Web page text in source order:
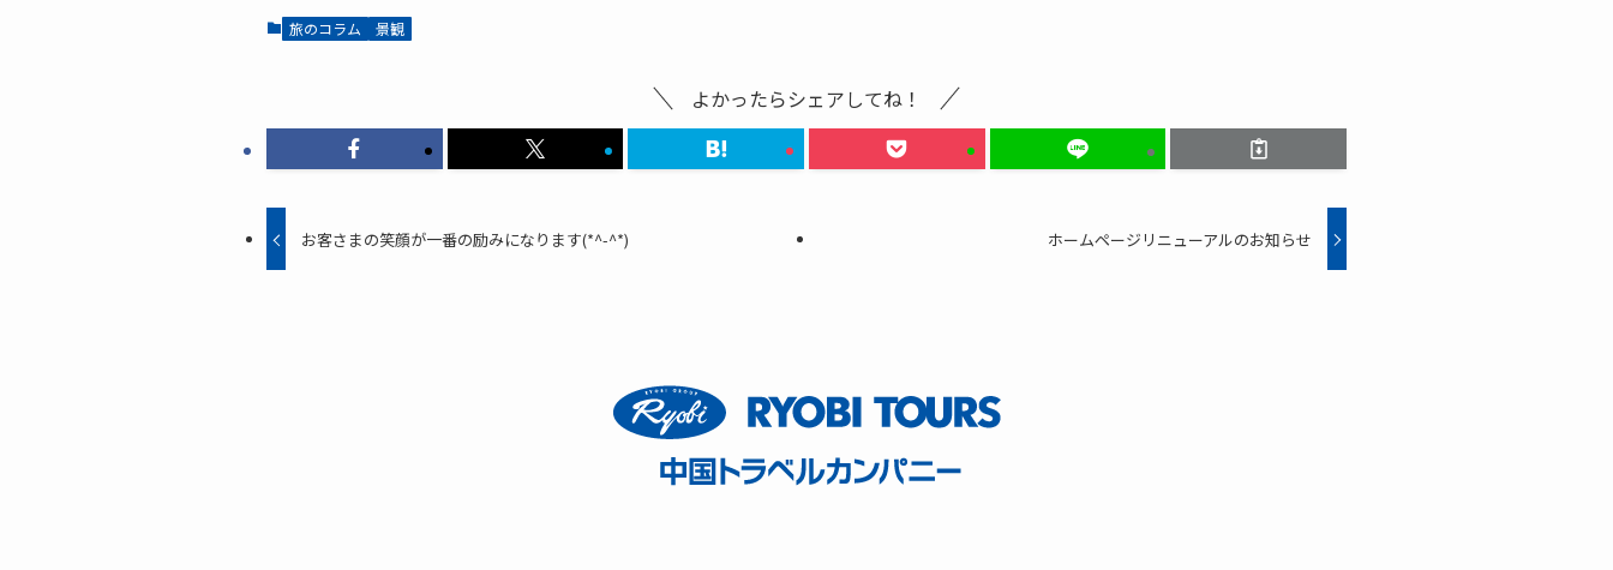
旅のコラム 景観
よかったらシェアしてね！
お客さまの笑顔が一番の励みになります(*^-^*) ホームページリニューアルのお知らせ